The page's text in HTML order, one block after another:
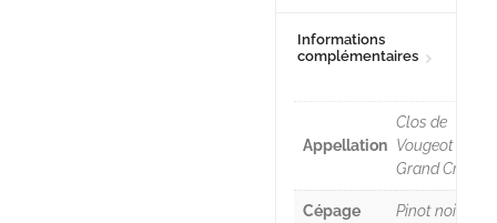
Informations
complémentaires
Appellation
Clos de
Vougeot
Grand Cru
Cépage Pinot noir